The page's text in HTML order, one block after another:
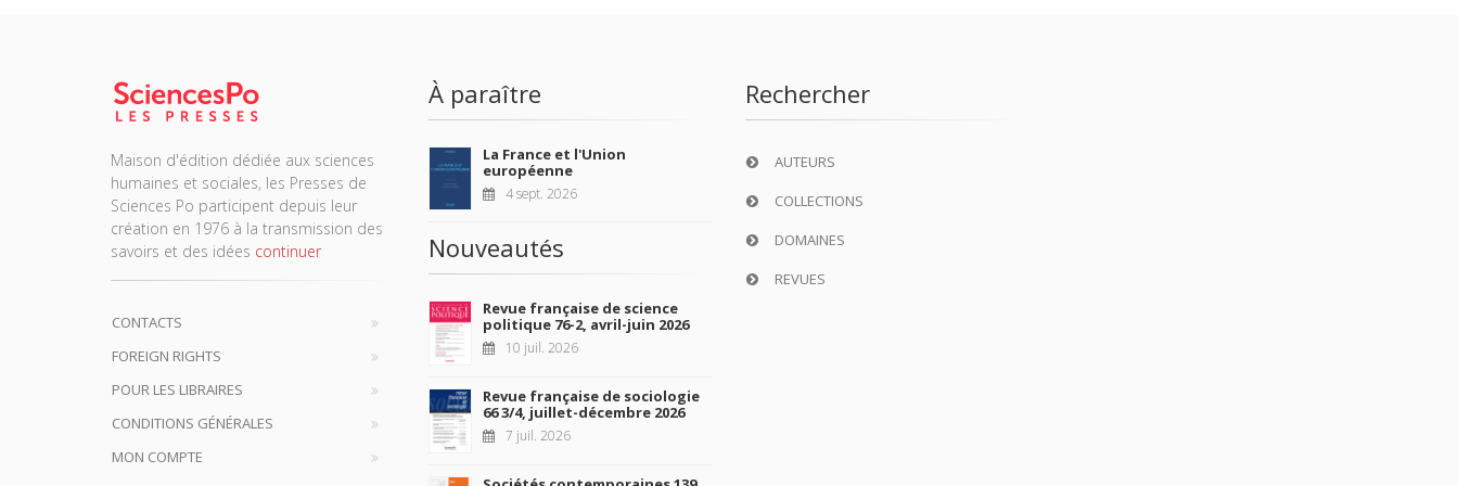
Maison d'édition dédiée aux sciences
humaines et sociales, les Presses de
Sciences Po participent depuis leur
création en 1976 à la transmission des
savoirs et des idées continuer
CONTACTS
FOREIGN RIGHTS
POUR LES LIBRAIRES
CONDITIONS GÉNÉRALES
MON COMPTE
À paraître
La France et l'Union
européenne
4 sept. 2026
Nouveautés
Revue française de science
politique 76-2, avril-juin 2026
10 juil. 2026
Revue française de sociologie
66 3/4, juillet-décembre 2026
7 juil. 2026
Rechercher
AUTEURS
COLLECTIONS
DOMAINES
REVUES